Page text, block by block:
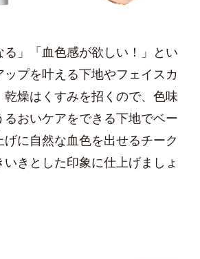
る」「血色感が欲しい！」とい
ップを叶える下地やフェイスカ
乾燥はくすみを招くので、色味
おいケアをできる下地でベー
に自然な血色を出せるチーク
きとした印象に仕上げましょ